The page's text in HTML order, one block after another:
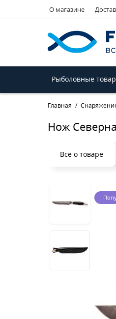
О магазине
Рыболовные
Главная
Нож
Все о товаре